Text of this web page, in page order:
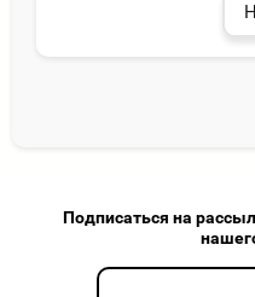
Подписаться на